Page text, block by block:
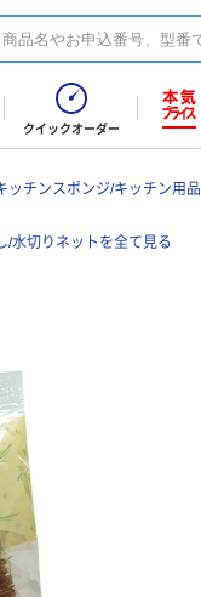
クイックオーダー
ッチンスポンジ/キッチン用品
/水切りネットを全て見る